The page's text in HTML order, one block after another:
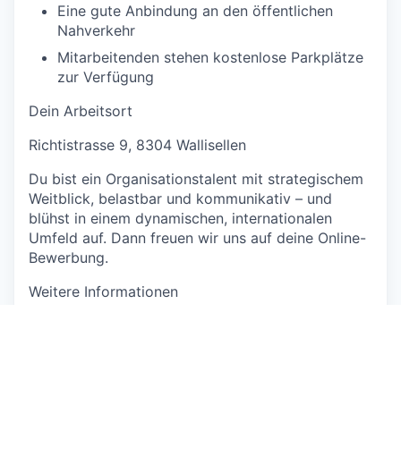
Eine gute Anbindung an den öffentlichen
Nahverkehr
Mitarbeitenden stehen kostenlose Parkplätze
zur Verfügung
Dein Arbeitsort
Richtistrasse 9, 8304 Wallisellen
Du bist ein Organisationstalent mit strategischem
Weitblick, belastbar und kommunikativ – und
blühst in einem dynamischen, internationalen
Umfeld auf. Dann freuen wir uns auf deine Online-
Bewerbung.
Weitere Informationen